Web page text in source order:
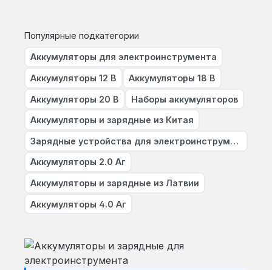
Популярные подкатегории
Аккумуляторы для электроинструмента
Аккумуляторы 12 В Аккумуляторы 18 В
Аккумуляторы 20 В Наборы аккумуляторов
Аккумуляторы и зарядные из Китая
Зарядные устройства для электроинструмента
Аккумуляторы 2.0 Аг
Аккумуляторы и зарядные из Латвии
Аккумуляторы 4.0 Аг